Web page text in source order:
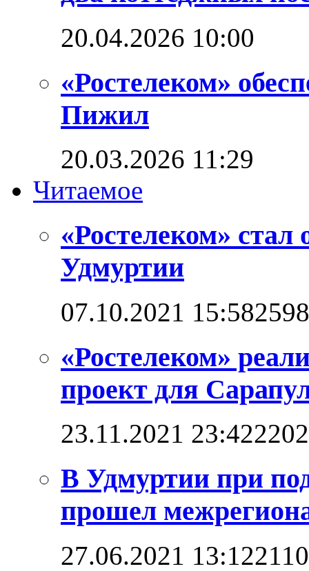
20.04.2026 10:00
«Ростелеком»
Пижил
20.03.2026 11:29
Читаемое
«Ростелеком» стал
Удмуртии
07.10.2021 15:58
«Ростелеком»
проект для
23.11.2021 23:42
В Удмуртии при
прошел
27.06.2021 13:12